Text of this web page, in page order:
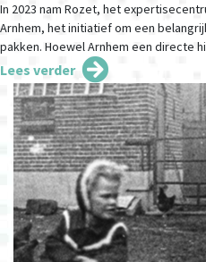
In 2023 nam Rozet, het
Arnhem, het initiatief om een
pakken. Hoewel Arnhem een directe
Lees verder